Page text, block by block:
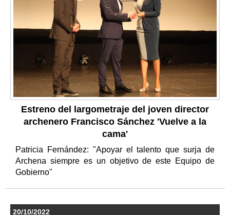
Estreno del largometraje del joven director
archenero Francisco Sánchez 'Vuelve a la
cama'
Patricia Fernández: "Apoyar el talento que surja de
Archena siempre es un objetivo de este Equipo de
Gobierno"
20/10/2022